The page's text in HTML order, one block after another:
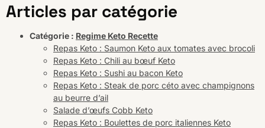
Articles par catégorie
Catégorie : Regime Keto Recette
Repas Keto : Saumon Keto aux tomates avec brocoli
Repas Keto : Chili au bœuf Keto
Repas Keto : Sushi au bacon Keto
Repas Keto : Steak de porc céto avec champignons
au beurre d’ail
Salade d’œufs Cobb Keto
Repas Keto : Boulettes de porc italiennes Keto